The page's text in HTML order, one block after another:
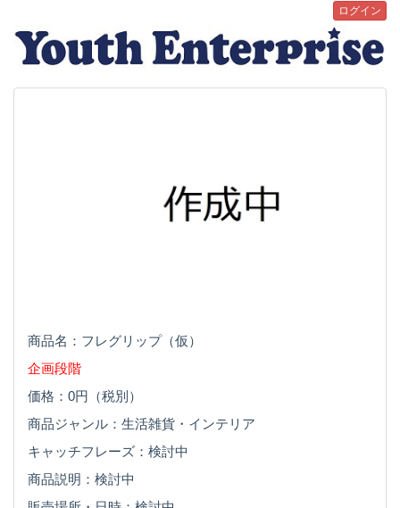
ログイン
商品名：フレグリップ（仮）
企画段階
価格：0円（税別）
商品ジャンル：生活雑貨・インテリア
キャッチフレーズ：検討中
商品説明：検討中